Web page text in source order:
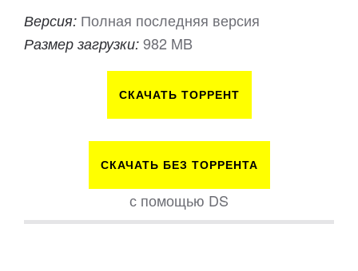
Версия: Полная последняя версия
Размер загрузки: 982 MB
СКАЧАТЬ ТОРРЕНТ
СКАЧАТЬ БЕЗ ТОРРЕНТА
с помощью DS